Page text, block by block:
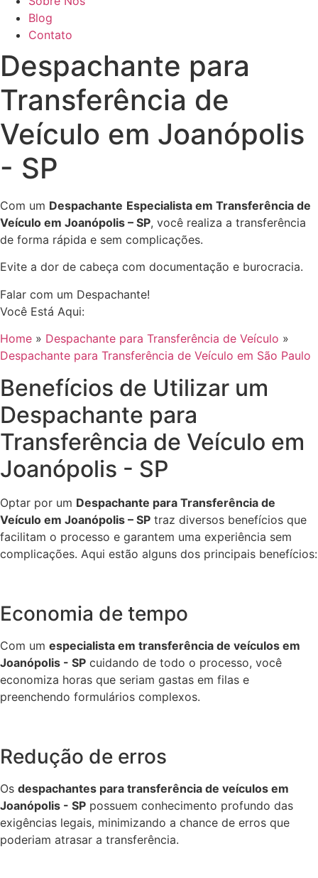
Blog
Contato
Despachante para
Transferência de
Veículo em Joanópolis
- SP
Com um Despachante Especialista em Transferência de
Veículo em Joanópolis – SP, você realiza a transferência
de forma rápida e sem complicações.
Evite a dor de cabeça com documentação e burocracia.
Falar com um Despachante!
Você Está Aqui:
Home » Despachante para Transferência de Veículo »
Despachante para Transferência de Veículo em São Paulo
Benefícios de Utilizar um
Despachante para
Transferência de Veículo em
Joanópolis - SP
Optar por um Despachante para Transferência de
Veículo em Joanópolis – SP traz diversos benefícios que
facilitam o processo e garantem uma experiência sem
complicações. Aqui estão alguns dos principais benefícios:
Economia de tempo
Com um especialista em transferência de veículos em
Joanópolis - SP cuidando de todo o processo, você
economiza horas que seriam gastas em filas e
preenchendo formulários complexos.
Redução de erros
Os despachantes para transferência de veículos em
Joanópolis - SP possuem conhecimento profundo das
exigências legais, minimizando a chance de erros que
poderiam atrasar a transferência.